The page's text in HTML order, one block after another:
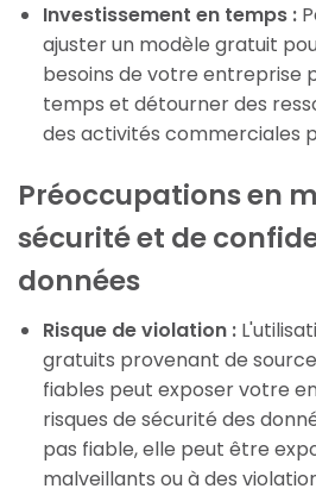
Investissement en temps :
ajuster un modèle gratuit
besoins de votre entreprise
temps et détourner des
des activités commerciales
Préoccupations en
sécurité et de
données
Risque de violation :
gratuits provenant de
fiables peut exposer votre
risques de sécurité des
pas fiable, elle peut être
malveillants ou à des